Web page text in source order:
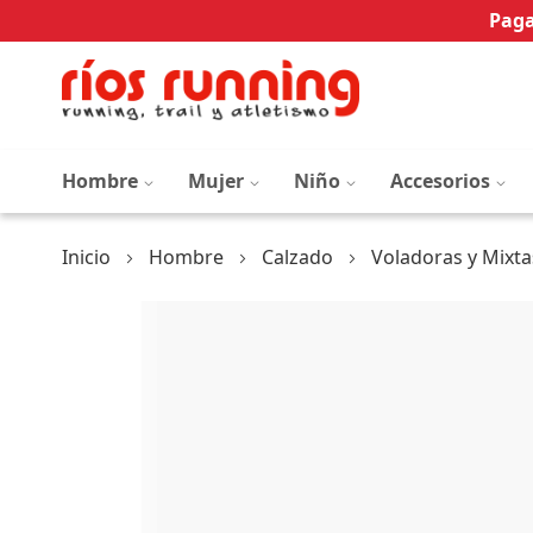
Hombre Mujer Niño Accesorios
Inicio Hombre Calzado Voladoras y